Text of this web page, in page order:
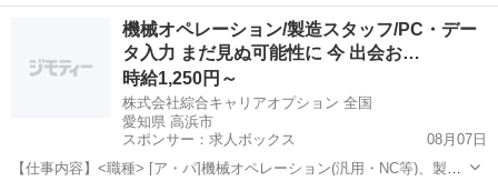
77cm 中67cm 小23cm ☆商品の状態☆ 長期保管品です。 未使用品
ですが、元箱はダメージがあります。 ...
高浜市 掃除用具
機械オペレーション/製造スタッフ/PC・デー
タ入力 まだ見ぬ可能性に 今 出会お…
時給1,250円～
株式会社綜合キャリアオプション 全国
愛知県 高浜市
スポンサー：求人ボックス
08月07日
【仕事内容】<職種> [ア・パ]機械オペレーション(汎用・NC等)、製造